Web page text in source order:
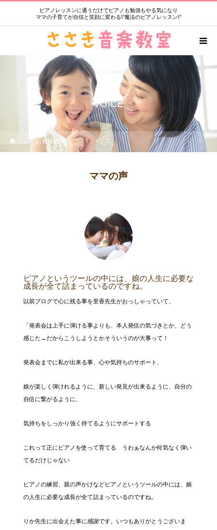
ピアノレッスンに通うだけでピアノも勉強もやる気になり
ママの子育てが自信と笑顔に変わる\"魔法のピアノレッスン\"
VOICE
お客様の声
ママの声
ピアノというツールの中には、娘の人生に必要な
成長が全て詰まっているのですね。
以前ブログで心に残る事を里香先生がおっしゃっていて、
「発表会は上手に弾ける事よりも、本人発信の気づきとか、どう
感じた→だからこうしようとかそういうのが大事って！
発表会までに私が出来る事、心や気持ちのサポート、
娘が楽しく弾けれるように、新しい発見が出来るように、自分の
自信に繋がるように、
気持ちをしっかり強く持てるようにサポートする
これって正にピアノを使って育てる うわぁなんか何気なく弾い
てるだけじゃない
ピアノの練習、親の声かけなどピアノというツールの中には、娘
の人生に必要な成長が全て詰まっているのですね。
りか先生に出会えた事に感謝です。いつもありがとうございま